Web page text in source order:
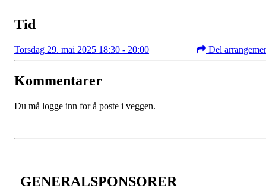
Tid
Torsdag 29. mai 2025 18:30 - 20:00 Del
Kommentarer
Du må logge inn for å poste i veggen.
GENERALSPONSORER